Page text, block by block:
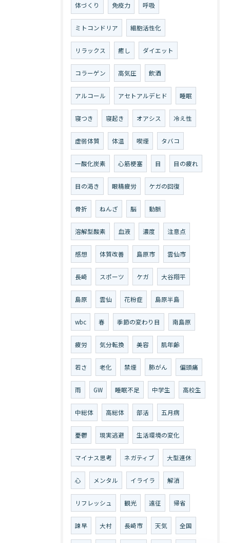
体づくり 免疫力 呼吸
ミトコンドリア 細胞活性化
リラックス 癒し ダイエット
コラーゲン 高気圧 飲酒
アルコール アセトアルデヒド 睡眠
寝つき 寝起き オアシス 冷え性
虚弱体質 体温 喫煙 タバコ
一酸化炭素 心筋梗塞 目 目の疲れ
目の渇き 眼精疲労 ケガの回復
骨折 ねんざ 脳 動脈
溶解型酸素 血液 濃度 注意点
感想 体質改善 島原市 雲仙市
長崎 スポーツ ケガ 大谷翔平
島原 雲仙 花粉症 島原半島
wbc 春 季節の変わり目 南島原
疲労 気分転換 美容 肌年齢
若さ 老化 禁煙 肺がん 偏頭痛
雨 GW 睡眠不足 中学生 高校生
中総体 高総体 部活 五月病
憂鬱 現実逃避 生活環境の変化
マイナス思考 ネガティブ 大型連休
心 メンタル イライラ 解消
リフレッシュ 観光 遠征 帰省
諫早 大村 長崎市 天気 全国